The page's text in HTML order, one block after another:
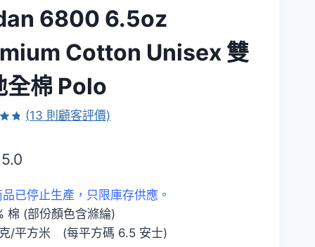
6800 6.5oz
Cotton Unisex 雙
全棉 Polo
(13 則顧客評價)
已停止生產，只限庫存供應。
棉 (部份顏色含滌綸)
/平方米 (每平方碼 6.5 安士)